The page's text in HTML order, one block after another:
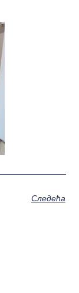
Следећа